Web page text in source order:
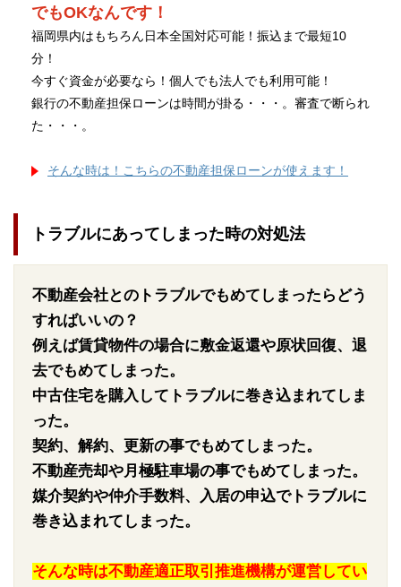
でもOKなんです！
福岡県内はもちろん日本全国対応可能！振込まで最短10
分！
今すぐ資金が必要なら！個人でも法人でも利用可能！
銀行の不動産担保ローンは時間が掛る・・・。審査で断られ
た・・・。
そんな時は！こちらの不動産担保ローンが使えます！
トラブルにあってしまった時の対処法
不動産会社とのトラブルでもめてしまったらどう
すればいいの？
例えば賃貸物件の場合に敷金返還や原状回復、退
去でもめてしまった。
中古住宅を購入してトラブルに巻き込まれてしま
った。
契約、解約、更新の事でもめてしまった。
不動産売却や月極駐車場の事でもめてしまった。
媒介契約や仲介手数料、入居の申込でトラブルに
巻き込まれてしまった。
そんな時は不動産適正取引推進機構が運営してい